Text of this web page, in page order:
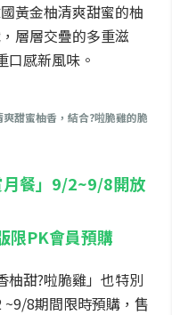
黃金柚清爽甜蜜的柚
層層交疊的多重滋
口感新風味。
甜蜜柚香，結合?啦脆雞的脆
月餐」9/2~9/8開放
限PK會員預購
柚甜?啦脆雞」也特別
8期間限時預購，售